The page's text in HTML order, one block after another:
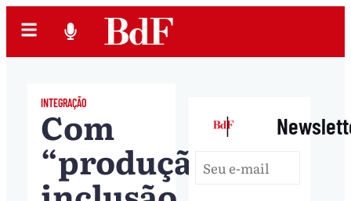
INTEGRAÇÃO
Com
“produção,
|